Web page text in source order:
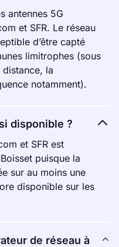
antennes 5G
et SFR. Le réseau
d’être capté
limitrophes (sous
la
notamment).
disponible ?
et SFR est
puisque la
sur au moins une
disponible sur les
de réseau à